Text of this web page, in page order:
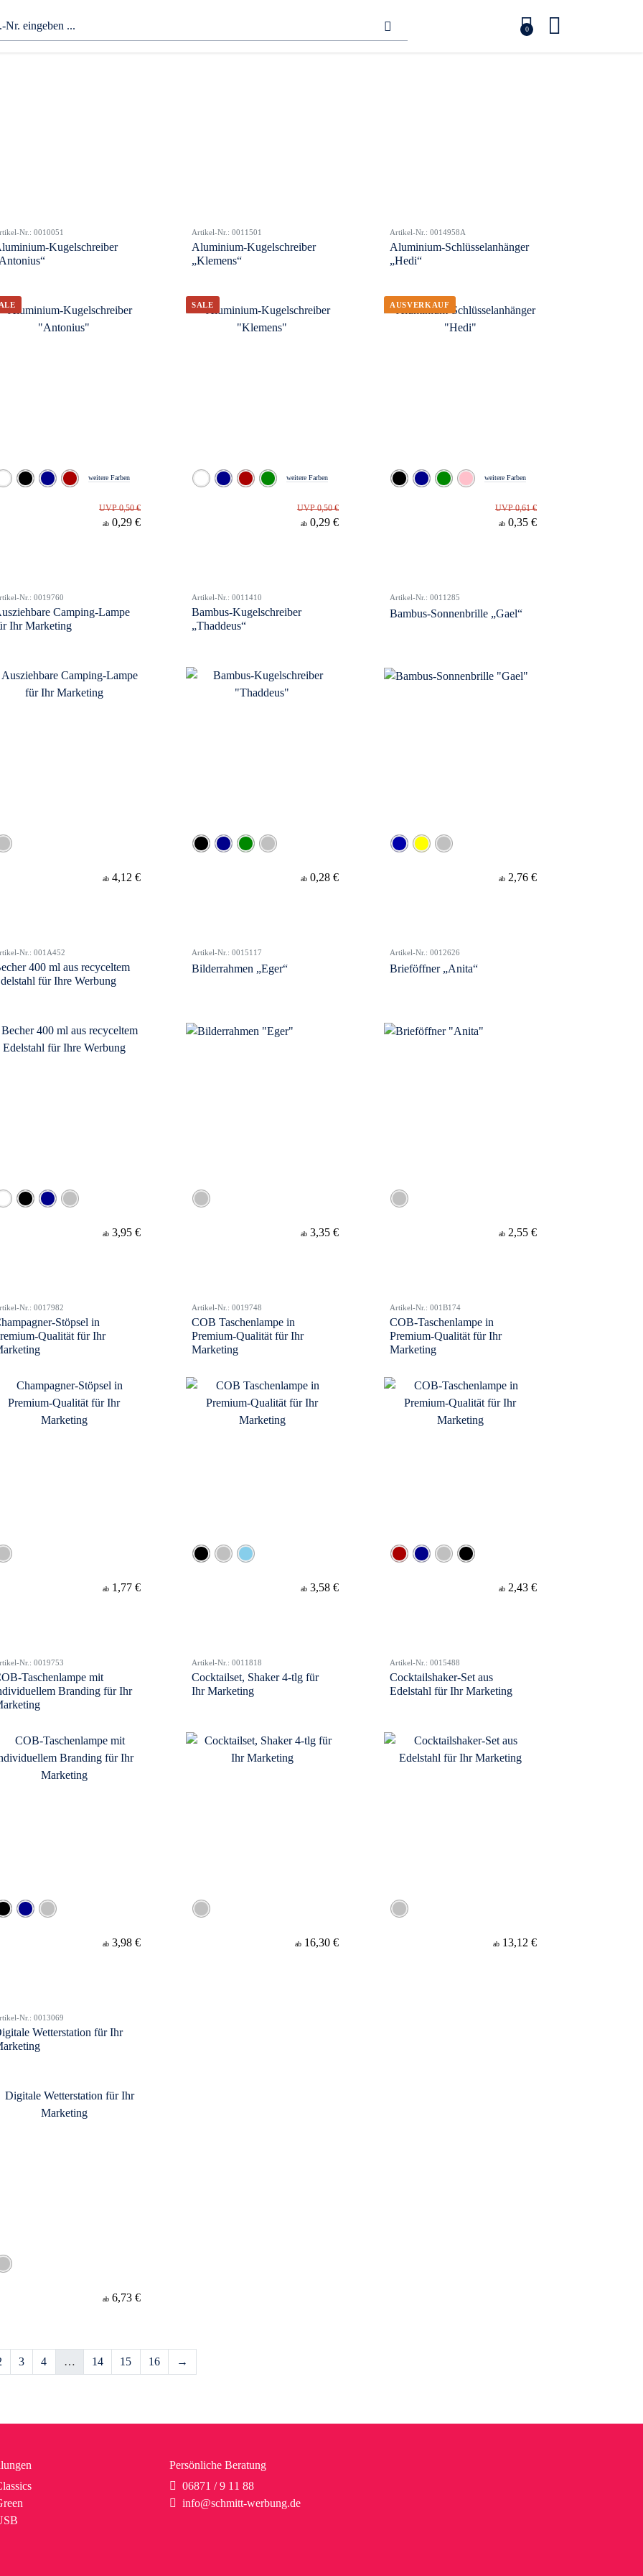
0
Nr.: 0010051
Kugelschreiber
weitere Farben
UVP 0,50 €
ab 0,29 €
Artikel-Nr.: 0011501
Aluminium-Kugelschreiber
„Klemens“
weitere Farben
UVP 0,50 €
ab 0,29 €
Artikel-Nr.: 0014958A
Aluminium-Schlüsselanhänger
„Hedi“
weitere Farben
UVP 0,61 €
ab 0,35 €
Nr.: 0019760
Camping-Lampe
Ihr Marketing
ab 4,12 €
Artikel-Nr.: 0011410
Bambus-Kugelschreiber
„Thaddeus“
ab 0,28 €
Artikel-Nr.: 0011285
Bambus-Sonnenbrille „Gael“
ab 2,76 €
Nr.: 001A452
400 ml aus recyceltem
für Ihre Werbung
ab 3,95 €
Artikel-Nr.: 0015117
Bilderrahmen „Eger“
ab 3,35 €
Artikel-Nr.: 0012626
Brieföffner „Anita“
ab 2,55 €
Nr.: 0017982
Stöpsel in
Qualität für Ihr
ab 1,77 €
Artikel-Nr.: 0019748
COB Taschenlampe in
Premium-Qualität für Ihr
Marketing
ab 3,58 €
Artikel-Nr.: 001B174
COB-Taschenlampe in
Premium-Qualität für Ihr
Marketing
ab 2,43 €
Nr.: 0019753
Taschenlampe mit
Branding für Ihr
ab 3,98 €
Artikel-Nr.: 0011818
Cocktailset, Shaker 4-tlg für
Ihr Marketing
ab 16,30 €
Artikel-Nr.: 0015488
Cocktailshaker-Set aus
Edelstahl für Ihr Marketing
ab 13,12 €
Nr.: 0013069
Wetterstation für Ihr
ab 6,73 €
3 4 … 14 15 16 →
Persönliche Beratung
06871 / 9 11 88
info@schmitt-werbung.de